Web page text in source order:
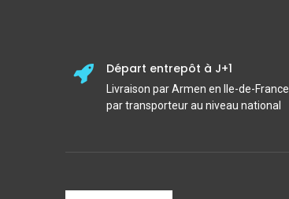
Départ entrepôt à J+1
Livraison par Armen en Ile-de-France
par transporteur au niveau national